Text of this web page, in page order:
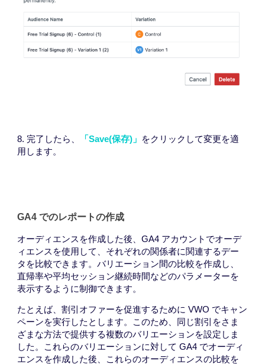
8. 完了したら、 「Save(保存)」 をクリックして変更を適
用します。
GA4 でのレポートの作成
オーディエンスを作成した後、GA4 アカウントでオーデ
ィエンスを使用して、それぞれの関係者に関連するデー
タを比較できます。バリエーション間の比較を作成し、
直帰率や平均セッション継続時間などのパラメーターを
表示するように制御できます。
たとえば、割引オファーを促進するために VWO でキャン
ペーンを実行したとします。このため、同じ割引をさま
ざまな方法で提供する複数のバリエーションを設定しま
した。これらのバリエーションに対して GA4 でオーディ
エンスを作成した後、これらのオーディエンスの比較を